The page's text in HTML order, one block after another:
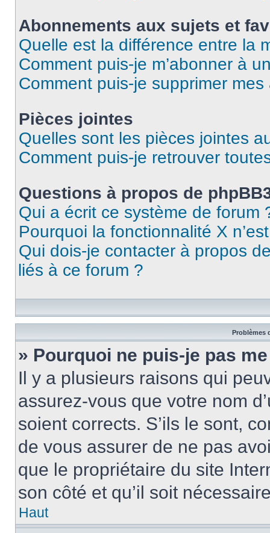
Abonnements aux sujets et
Quelle est la différence entre la
Comment puis-je m’abonner à
Comment puis-je supprimer
Pièces jointes
Quelles sont les pièces jointes
Comment puis-je retrouver
Questions à propos de
Qui a écrit ce système de forum
Pourquoi la fonctionnalité X
Qui dois-je contacter à propos
liés à ce forum ?
Problèmes
» Pourquoi ne puis-je pas
Il y a plusieurs raisons qui
assurez-vous que votre nom
soient corrects. S’ils le sont,
de vous assurer de ne pas
que le propriétaire du site
son côté et qu’il soit
Haut